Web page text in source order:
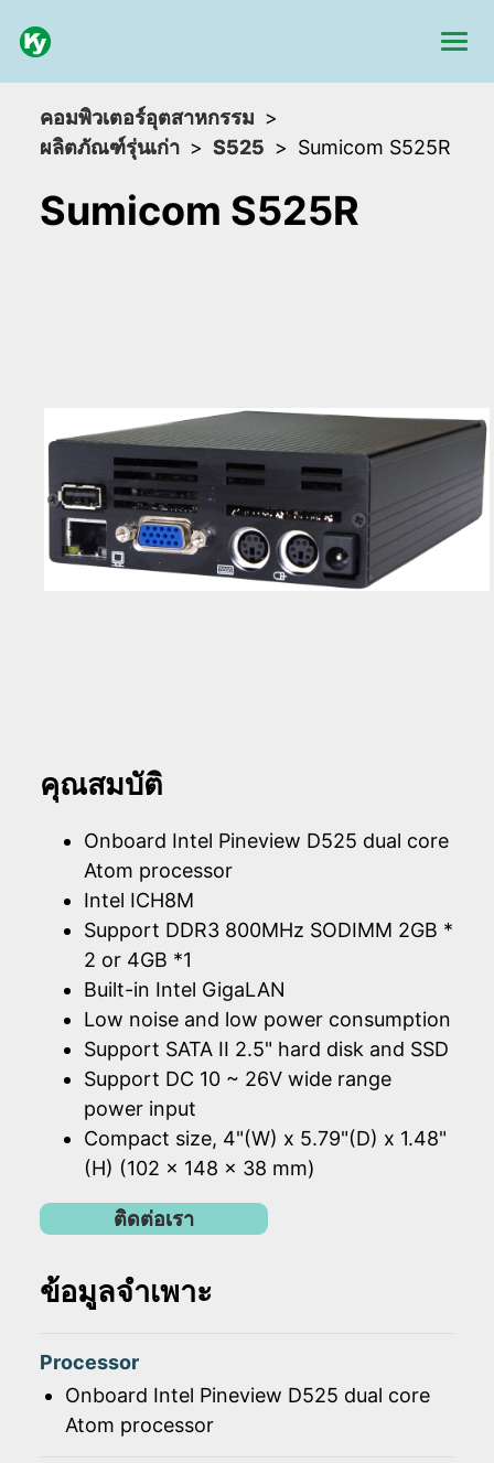
คอมพิวเตอร์อุตสาหกรรม
ผลิตภัณฑ์รุ่นเก่า
S525 Sumicom S525R
Sumicom S525R
คุณสมบัติ
Onboard Intel Pineview D525 dual core
Atom processor
Intel ICH8M
Support DDR3 800MHz SODIMM 2GB *
2 or 4GB *1
Built-in Intel GigaLAN
Low noise and low power consumption
Support SATA II 2.5" hard disk and SSD
Support DC 10 ~ 26V wide range
power input
Compact size, 4"(W) x 5.79"(D) x 1.48"
(H) (102 x 148 x 38 mm)
ติดต่อเรา
ข้อมูลจำเพาะ
Processor
Onboard Intel Pineview D525 dual core
Atom processor